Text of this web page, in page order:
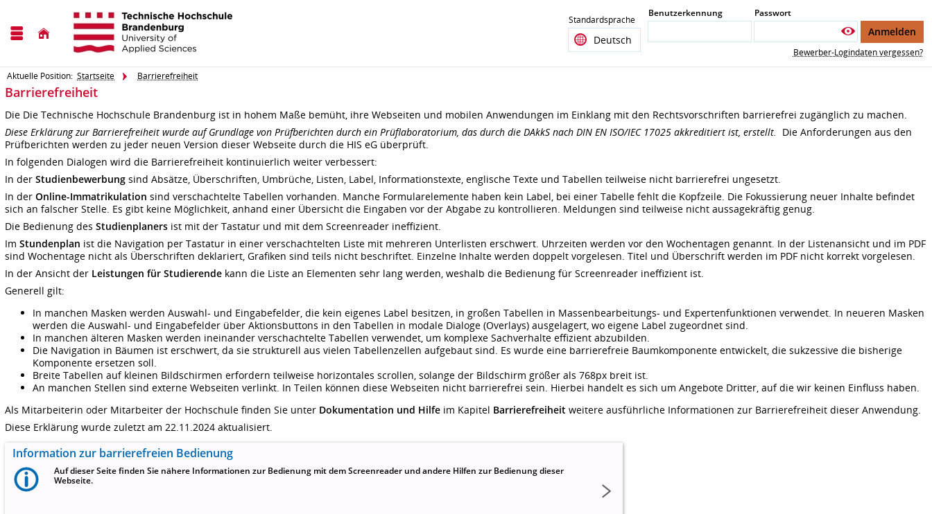
Standardsprache
Benutzerkennung Passwort
Anmelden
Bewerber-Logindaten vergessen?
Aktuelle Position: Startseite Barrierefreiheit
Barrierefreiheit
Die Die Technische Hochschule Brandenburg ist in hohem Maße bemüht, ihre Webseiten und mobilen Anwendungen im Einklang mit den Rechtsvorschriften barrierefrei zugänglich zu machen.
Diese Erklärung zur Barrierefreiheit wurde auf Grundlage von Prüfberichten durch ein Prüflaboratorium, das durch die DAkkS nach DIN EN ISO/IEC 17025 akkreditiert ist, erstellt. Die Anforderungen aus den
Prüfberichten werden zu jeder neuen Version dieser Webseite durch die HIS eG überprüft.
In folgenden Dialogen wird die Barrierefreiheit kontinuierlich weiter verbessert:
In der Studienbewerbung sind Absätze, Überschriften, Umbrüche, Listen, Label, Informationstexte, englische Texte und Tabellen teilweise nicht barrierefrei ungesetzt.
In der Online-Immatrikulation sind verschachtelte Tabellen vorhanden. Manche Formularelemente haben kein Label, bei einer Tabelle fehlt die Kopfzeile. Die Fokussierung neuer Inhalte befindet
sich an falscher Stelle. Es gibt keine Möglichkeit, anhand einer Übersicht die Eingaben vor der Abgabe zu kontrollieren. Meldungen sind teilweise nicht aussagekräftig genug.
Die Bedienung des Studienplaners ist mit der Tastatur und mit dem Screenreader ineffizient.
Im Stundenplan ist die Navigation per Tastatur in einer verschachtelten Liste mit mehreren Unterlisten erschwert. Uhrzeiten werden vor den Wochentagen genannt. In der Listenansicht und im PDF
sind Wochentage nicht als Überschriften deklariert, Grafiken sind teils nicht beschriftet. Einzelne Inhalte werden doppelt vorgelesen. Titel und Überschrift werden im PDF nicht korrekt vorgelesen.
In der Ansicht der Leistungen für Studierende kann die Liste an Elementen sehr lang werden, weshalb die Bedienung für Screenreader ineffizient ist.
Generell gilt:
In manchen Masken werden Auswahl- und Eingabefelder, die kein eigenes Label besitzen, in großen Tabellen in Massenbearbeitungs- und Expertenfunktionen verwendet. In neueren Masken
werden die Auswahl- und Eingabefelder über Aktionsbuttons in den Tabellen in modale Dialoge (Overlays) ausgelagert, wo eigene Label zugeordnet sind.
In manchen älteren Masken werden ineinander verschachtelte Tabellen verwendet, um komplexe Sachverhalte effizient abzubilden.
Die Navigation in Bäumen ist erschwert, da sie strukturell aus vielen Tabellenzellen aufgebaut sind. Es wurde eine barrierefreie Baumkomponente entwickelt, die sukzessive die bisherige
Komponente ersetzen soll.
Breite Tabellen auf kleinen Bildschirmen erfordern teilweise horizontales scrollen, solange der Bildschirm größer als 768px breit ist.
An manchen Stellen sind externe Webseiten verlinkt. In Teilen können diese Webseiten nicht barrierefrei sein. Hierbei handelt es sich um Angebote Dritter, auf die wir keinen Einfluss haben.
Als Mitarbeiterin oder Mitarbeiter der Hochschule finden Sie unter Dokumentation und Hilfe im Kapitel Barrierefreiheit weitere ausführliche Informationen zur Barrierefreiheit dieser Anwendung.
Diese Erklärung wurde zuletzt am 22.11.2024 aktualisiert.
Information zur barrierefreien Bedienung
Auf dieser Seite finden Sie nähere Informationen zur Bedienung mit dem Screenreader und andere Hilfen zur Bedienung dieser
Webseite.